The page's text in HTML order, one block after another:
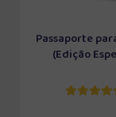
Passaporte
(Edição